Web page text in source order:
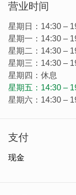
营业时间
星期日：14:30 –
星期一：14:30 –
星期二：14:30 –
星期三：14:30 –
星期四：休息
星期五：14:30 –
星期六：14:30 –
支付
现金